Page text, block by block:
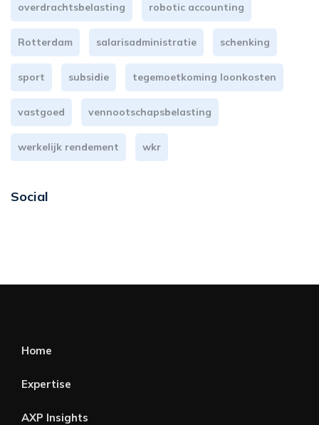
overdrachtsbelasting robotic accounting
Rotterdam salarisadministratie schenking
sport subsidie tegemoetkoming loonkosten
vastgoed vennootschapsbelasting
werkelijk rendement wkr
Social
Home
Expertise
AXP Insights